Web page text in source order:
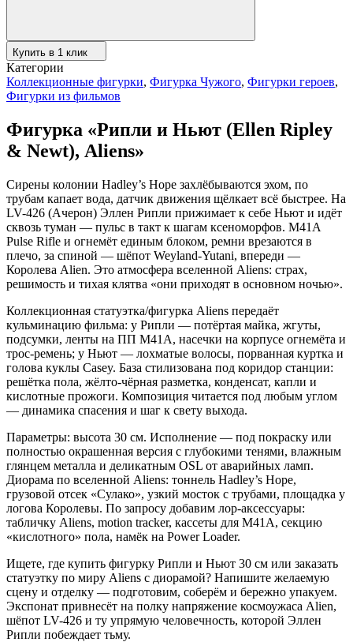
Купить в 1 клик
Категории
Коллекционные фигурки, Фигурка Чужого, Фигурки героев,
Фигурки из фильмов
Фигурка «Рипли и Ньют (Ellen Ripley
& Newt), Aliens»
Сирены колонии Hadley’s Hope захлёбываются эхом, по
трубам капает вода, датчик движения щёлкает всё быстрее. На
LV-426 (Ачерон) Эллен Рипли прижимает к себе Ньют и идёт
сквозь туман — пульс в такт к шагам ксеноморфов. М41A
Pulse Rifle и огнемёт единым блоком, ремни врезаются в
плечо, за спиной — шёпот Weyland-Yutani, впереди —
Королева Alien. Это атмосфера вселенной Aliens: страх,
решимость и тихая клятва «они приходят в основном ночью».
Коллекционная статуэтка/фигурка Aliens передаёт
кульминацию фильма: у Рипли — потёртая майка, жгуты,
подсумки, ленты на ПП M41A, насечки на корпусе огнемёта и
трос-ремень; у Ньют — лохматые волосы, порванная куртка и
голова куклы Casey. База стилизована под коридор станции:
решётка пола, жёлто-чёрная разметка, конденсат, капли и
кислотные прожоги. Композиция читается под любым углом
— динамика спасения и шаг к свету выхода.
Параметры: высота 30 см. Исполнение — под покраску или
полностью окрашенная версия с глубокими тенями, влажным
глянцем металла и деликатным OSL от аварийных ламп.
Диорама по вселенной Aliens: тоннель Hadley’s Hope,
грузовой отсек «Сулако», узкий мосток с трубами, площадка у
логова Королевы. По запросу добавим лор-аксессуары:
табличку Aliens, motion tracker, кассеты для М41A, секцию
«кислотного» пола, намёк на Power Loader.
Ищете, где купить фигурку Рипли и Ньют 30 см или заказать
статуэтку по миру Aliens с диорамой? Напишите желаемую
сцену и отделку — подготовим, соберём и бережно упакуем.
Экспонат привнесёт на полку напряжение космоужаса Alien,
шёпот LV-426 и ту упрямую человечность, которой Эллен
Рипли побеждает тьму.